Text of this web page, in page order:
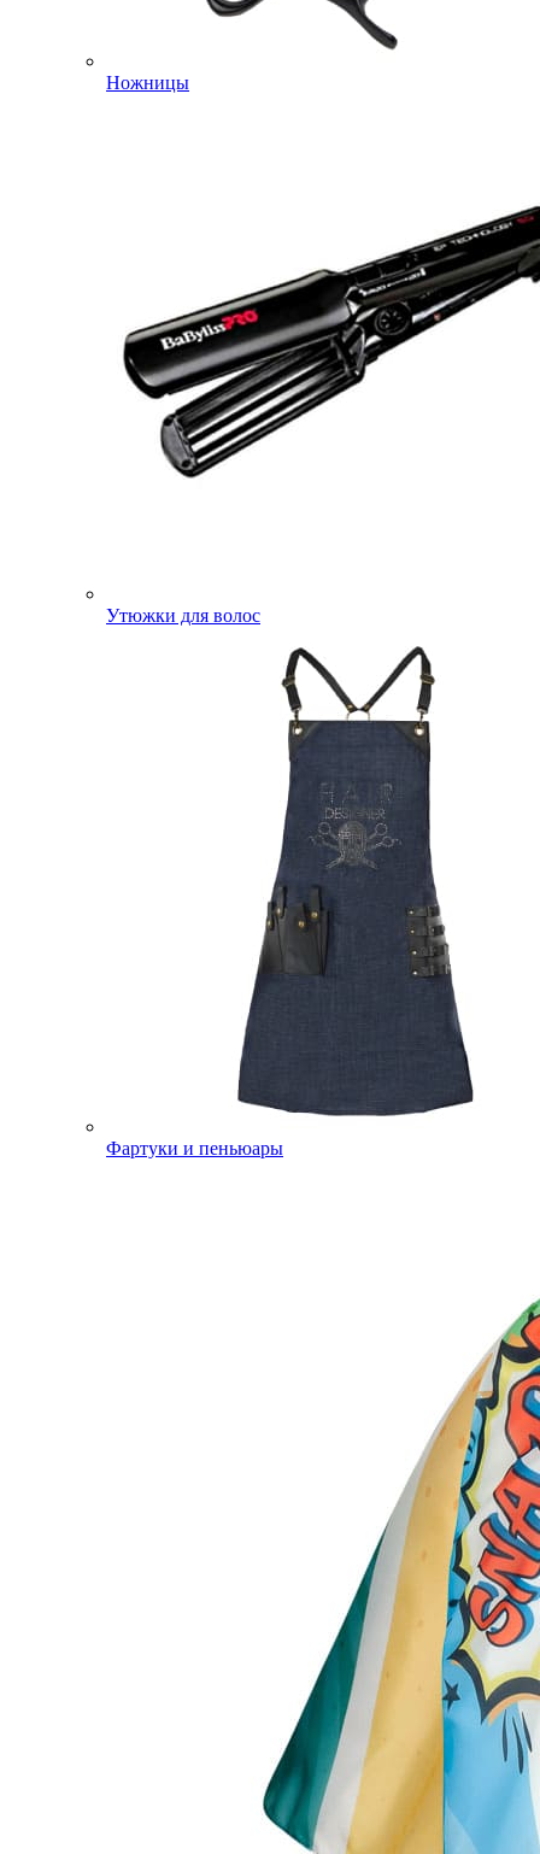
Ножницы
Утюжки для волос
Фартуки и пеньюары